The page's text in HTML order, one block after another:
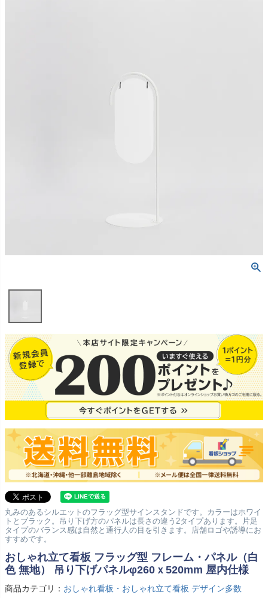
丸みのあるシルエットのフラッグ型サインスタンドです。カラーはホワイ
トとブラック。吊り下げ方のパネルは長さの違う2タイプあります。片足
タイプのバランス感は自然と通行人の目を引きます。店舗ロゴや誘導にお
すすめです。
おしゃれ立て看板 フラッグ型 フレーム・パネル（白
色 無地） 吊り下げパネルφ260ｘ520mm 屋内仕様
商品カテゴリ： おしゃれ看板・おしゃれ立て看板 デザイン多数